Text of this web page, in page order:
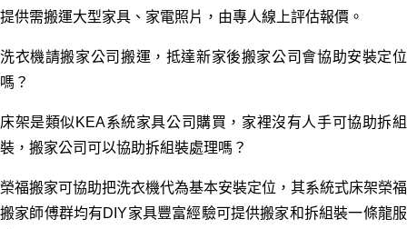
提供需搬運大型家具、家電照片，由專人線上評估報價。
洗衣機請搬家公司搬運，抵達新家後搬家公司會協助安裝定位
嗎？
床架是類似 KEA系統家具公司購買，家裡沒有人手可協助拆組
裝，搬家公司可以協助拆組裝處理嗎？
榮福搬家可協助把洗衣機代為基本安裝定位，其系統式床架榮福
搬家師傅群均有DIY家具豐富經驗可提供搬家和拆組裝一條龍服